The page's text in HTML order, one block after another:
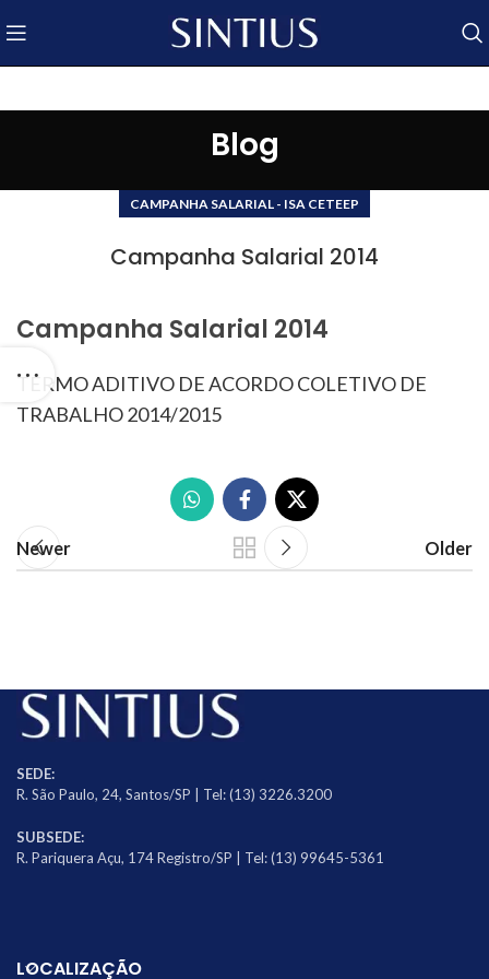
Blog
CAMPANHA SALARIAL - ISA CETEEP
Campanha Salarial 2014
Campanha Salarial 2014
TERMO ADITIVO DE ACORDO COLETIVO DE
TRABALHO 2014/2015
Newer Older
SEDE:
R. São Paulo, 24, Santos/SP | Tel: (13) 3226.3200
SUBSEDE:
R. Pariquera Açu, 174 Registro/SP | Tel: (13) 99645-5361
LOCALIZAÇÃO